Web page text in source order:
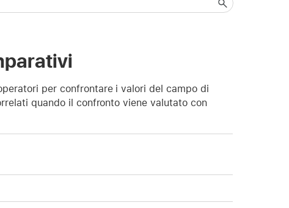
per confrontare i valori del campo di
quando il confronto viene valutato con